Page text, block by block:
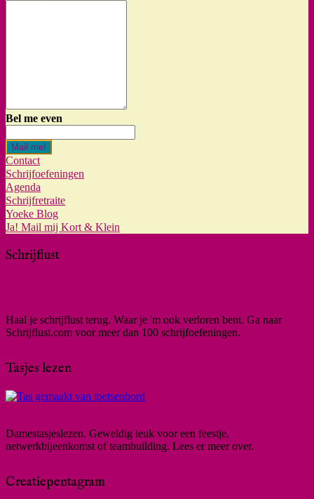
Bel me even
Mail me!
Contact
Schrijfoefeningen
Agenda
Schrijfretraite
Yoeke Blog
Ja! Mail mij Kort & Klein
Schrijflust
Haal je schrijflust terug. Waar je 'm ook verloren bent. Ga naar
Schrijflust.com voor meer dan 100 schrijfoefeningen.
Tasjes lezen
Damestasjeslezen. Geweldig leuk voor een feestje,
netwerkbijeenkomst of teambuilding. Lees er meer over.
Creatiepentagram